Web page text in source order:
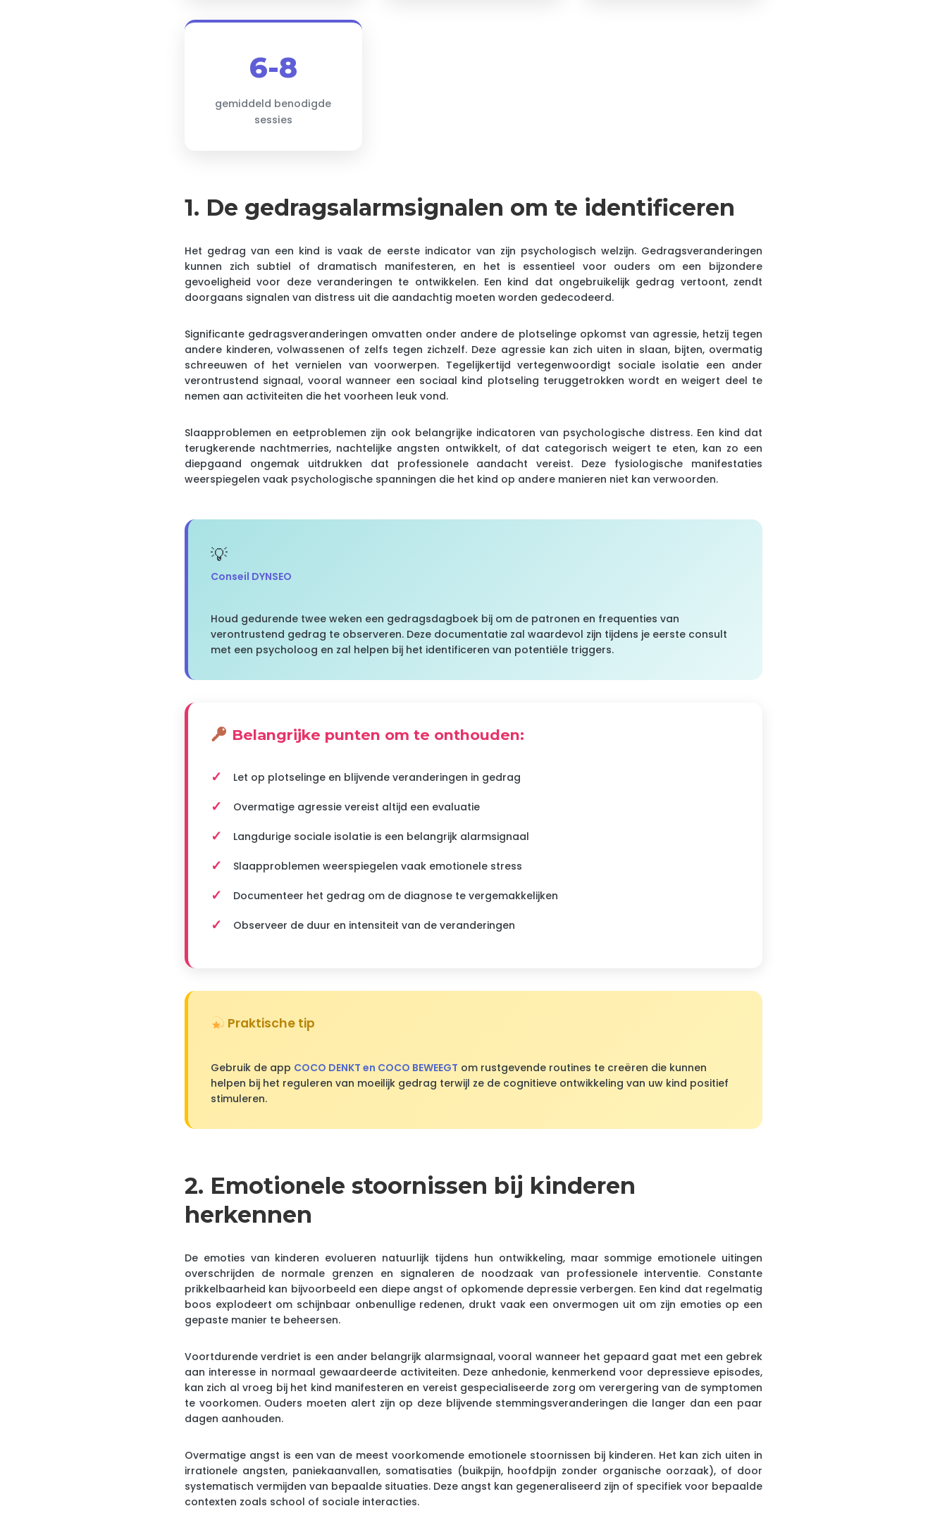
6-8
gemiddeld benodigde
sessies
1. De gedragsalarmsignalen om te identificeren
Het gedrag van een kind is vaak de eerste indicator van zijn psychologisch welzijn. Gedragsveranderingen
kunnen zich subtiel of dramatisch manifesteren, en het is essentieel voor ouders om een bijzondere
gevoeligheid voor deze veranderingen te ontwikkelen. Een kind dat ongebruikelijk gedrag vertoont, zendt
doorgaans signalen van distress uit die aandachtig moeten worden gedecodeerd.
Significante gedragsveranderingen omvatten onder andere de plotselinge opkomst van agressie, hetzij tegen
andere kinderen, volwassenen of zelfs tegen zichzelf. Deze agressie kan zich uiten in slaan, bijten, overmatig
schreeuwen of het vernielen van voorwerpen. Tegelijkertijd vertegenwoordigt sociale isolatie een ander
verontrustend signaal, vooral wanneer een sociaal kind plotseling teruggetrokken wordt en weigert deel te
nemen aan activiteiten die het voorheen leuk vond.
Slaapproblemen en eetproblemen zijn ook belangrijke indicatoren van psychologische distress. Een kind dat
terugkerende nachtmerries, nachtelijke angsten ontwikkelt, of dat categorisch weigert te eten, kan zo een
diepgaand ongemak uitdrukken dat professionele aandacht vereist. Deze fysiologische manifestaties
weerspiegelen vaak psychologische spanningen die het kind op andere manieren niet kan verwoorden.
Conseil DYNSEO
Houd gedurende twee weken een gedragsdagboek bij om de patronen en frequenties van
verontrustend gedrag te observeren. Deze documentatie zal waardevol zijn tijdens je eerste consult
met een psycholoog en zal helpen bij het identificeren van potentiële triggers.
Belangrijke punten om te onthouden:
Let op plotselinge en blijvende veranderingen in gedrag
Overmatige agressie vereist altijd een evaluatie
Langdurige sociale isolatie is een belangrijk alarmsignaal
Slaapproblemen weerspiegelen vaak emotionele stress
Documenteer het gedrag om de diagnose te vergemakkelijken
Observeer de duur en intensiteit van de veranderingen
Praktische tip
Gebruik de app COCO DENKT en COCO BEWEEGT om rustgevende routines te creëren die kunnen
helpen bij het reguleren van moeilijk gedrag terwijl ze de cognitieve ontwikkeling van uw kind positief
stimuleren.
2. Emotionele stoornissen bij kinderen
herkennen
De emoties van kinderen evolueren natuurlijk tijdens hun ontwikkeling, maar sommige emotionele uitingen
overschrijden de normale grenzen en signaleren de noodzaak van professionele interventie. Constante
prikkelbaarheid kan bijvoorbeeld een diepe angst of opkomende depressie verbergen. Een kind dat regelmatig
boos explodeert om schijnbaar onbenullige redenen, drukt vaak een onvermogen uit om zijn emoties op een
gepaste manier te beheersen.
Voortdurende verdriet is een ander belangrijk alarmsignaal, vooral wanneer het gepaard gaat met een gebrek
aan interesse in normaal gewaardeerde activiteiten. Deze anhedonie, kenmerkend voor depressieve episodes,
kan zich al vroeg bij het kind manifesteren en vereist gespecialiseerde zorg om verergering van de symptomen
te voorkomen. Ouders moeten alert zijn op deze blijvende stemmingsveranderingen die langer dan een paar
dagen aanhouden.
Overmatige angst is een van de meest voorkomende emotionele stoornissen bij kinderen. Het kan zich uiten in
irrationele angsten, paniekaanvallen, somatisaties (buikpijn, hoofdpijn zonder organische oorzaak), of door
systematisch vermijden van bepaalde situaties. Deze angst kan gegeneraliseerd zijn of specifiek voor bepaalde
contexten zoals school of sociale interacties.